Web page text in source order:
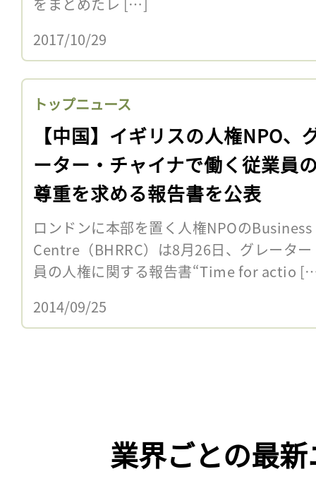
2017/10/29
トップニュース
【中国】イギリスの人権NPO、
ーター・チャイナで働く従業員
尊重を求める報告書を公表
ロンドンに本部を置く人権NPOの
Centre（BHRRC）は8月26日、グレータ
員の人権に関する報告書“Time for actio
2014/09/25
業界ごとの最